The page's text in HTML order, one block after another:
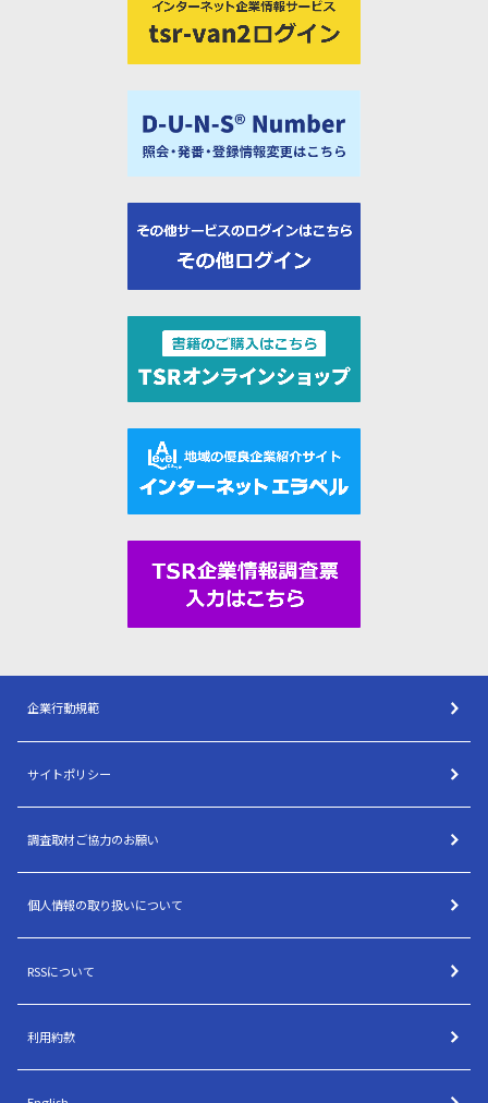
企業行動規範
サイトポリシー
調査取材ご協力のお願い
個人情報の取り扱いについて
RSSについて
利用約款